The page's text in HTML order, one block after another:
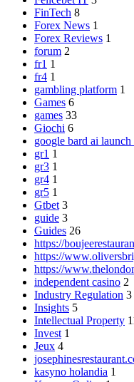
FinTech 8
Forex News 1
Forex Reviews 1
forum 2
fr1 1
fr4 1
gambling platform 1
Games 6
games 33
Giochi 6
google bard ai launch
gr1 1
gr3 1
gr4 1
gr5 1
Gtbet 3
guide 3
Guides 26
https://
https://
https://
independent casino 2
Industry Regulation 3
Insights 5
Intellectual Property
Invest 1
Jeux 4
kasyno holandia 1